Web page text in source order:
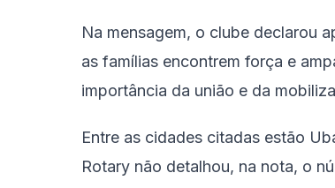
Na mensagem, o clube declarou
as famílias encontrem força e
importância da união e da
Entre as cidades citadas estão
Rotary não detalhou, na nota, o